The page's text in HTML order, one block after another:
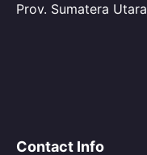
Prov. Sumatera Utara
Contact Info